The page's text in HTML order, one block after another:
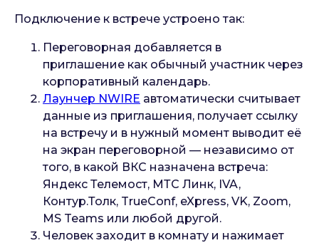
Подключение к встрече устроено так:
Переговорная добавляется в
приглашение как обычный участник через
корпоративный календарь.
Лаунчер NWIRE автоматически считывает
данные из приглашения, получает ссылку
на встречу и в нужный момент выводит её
на экран переговорной — независимо от
того, в какой ВКС назначена встреча:
Яндекс Телемост, МТС Линк, IVA,
Контур.Толк, TrueConf, eXpress, VK, Zoom,
MS Teams или любой другой.
Человек заходит в комнату и нажимает